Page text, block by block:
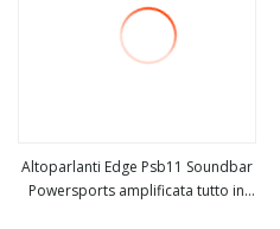
Altoparlanti Edge Psb11 Soundbar
Powersports amplificata tutto in